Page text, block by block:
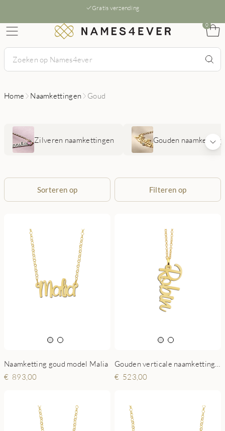
Gratis verzending
0
Home Naamkettingen Goud
Zilveren naamkettingen Gouden
Sorteren op Filteren op
Naamketting goud model Malia
893,00
523,00